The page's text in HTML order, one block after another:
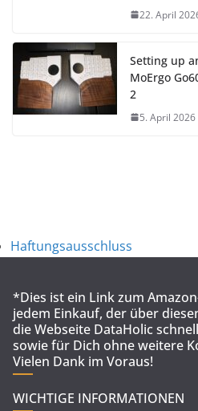
22. April
Setting up
MoErgo
2
5. April 2026
Haftungsausschluss
*Dies ist ein Link zum
jedem Einkauf, der über
die Webseite DataHolic
sowie für Dich ohne weitere
Vielen Dank im Voraus!
WICHTIGE INFORMATIONEN